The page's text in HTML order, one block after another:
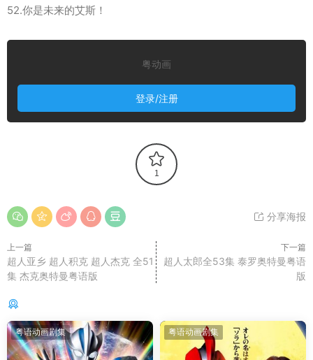
52.你是未来的艾斯！
粤动画
登录/注册
1
分享海报
上一篇
超人亚乡 超人积克 超人杰克 全51
集 杰克奥特曼粤语版
下一篇
超人太郎全53集 泰罗奥特曼粤语
版
粤语动画剧集 粤语动画剧集